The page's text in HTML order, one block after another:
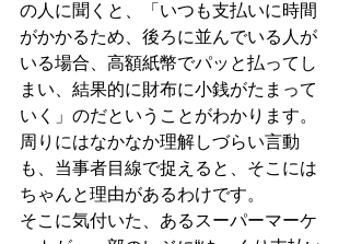
の人に聞くと、「いつも支払いに時間
がかかるため、後ろに並んでいる人が
いる場合、高額紙幣でパッと払ってし
まい、結果的に財布に小銭がたまって
いく」のだということがわかります。
周りにはなかなか理解しづらい言動
も、当事者目線で捉えると、そこには
ちゃんと理由があるわけです。
そこに気付いた、あるスーパーマーケ